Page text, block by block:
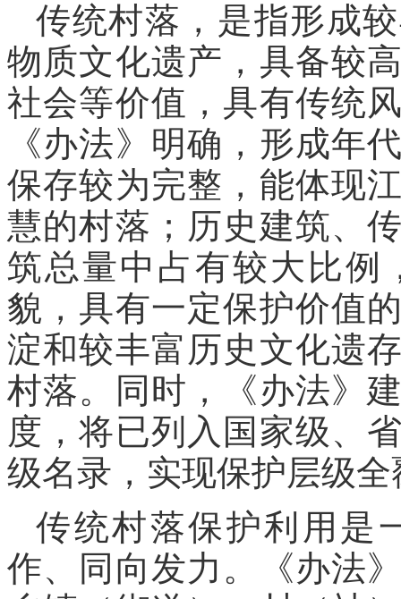
传统村落，是指形成
物质文化遗产，具备较
社会等价值，具有传统
《办法》明确，形成年
保存较为完整，能体现
慧的村落；历史建筑、
筑总量中占有较大比例
貌，具有一定保护价值
淀和较丰富历史文化遗
村落。同时，《办法》
度，将已列入国家级、
级名录，实现保护层级全
传统村落保护利用是
作、同向发力。《办法